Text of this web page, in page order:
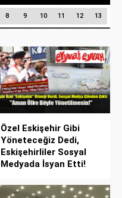
8 9 10 11 12 13
Özel Eskişehir Gibi
Yöneteceğiz Dedi,
Eskişehirliler Sosyal
Medyada İsyan Etti!